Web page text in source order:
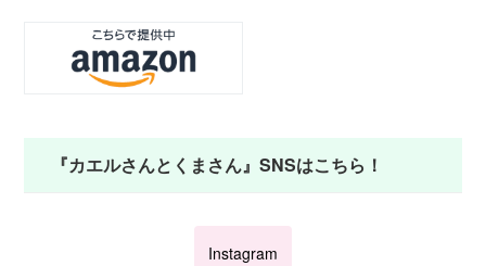
『カエルさんとくまさん』SNSはこちら！
Instagram